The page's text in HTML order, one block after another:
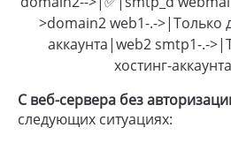
>domain2 web1-.->|Только
аккаунта|web2 smtp1-.-
хостинг-
С веб-сервера без
следующих ситуациях: